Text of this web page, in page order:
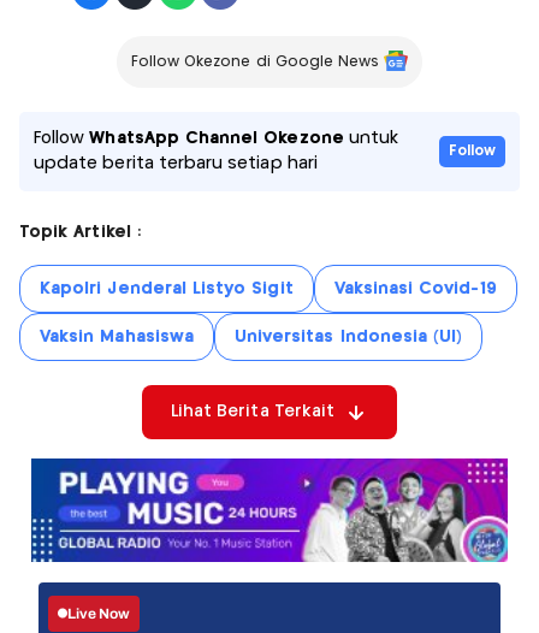
Follow Okezone di Google News
FollowWhatsApp Channel Okezone untuk
update berita terbaru setiap hari
Follow
Topik Artikel :
Kapolri Jenderal Listyo Sigit Vaksinasi Covid-19
Vaksin Mahasiswa Universitas Indonesia (UI)
Lihat Berita Terkait
Live Now